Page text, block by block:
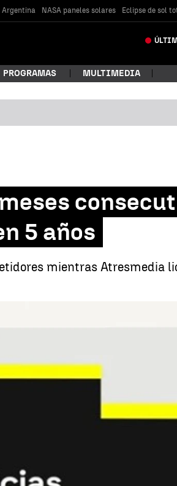
Argentina NASA paneles solares Eclipse de sol
PROGRAMAS MULTIMEDIA
5 años
mientras Atresmedia
77 meses consecutivos de liderazgo, con su